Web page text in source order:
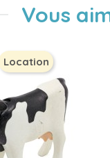
Vous
Location